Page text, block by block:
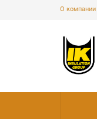
О компании